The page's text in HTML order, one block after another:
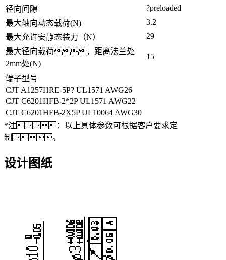
径向间隙
?preloaded
最大轴向动态载荷(N)
3.2
最大允许安静态装力（N）
29
最大径向载荷，距离法兰处
2mm处(N)
15
端子型号
CJT A1257HRE-5P? UL1571 AWG26
CJT C6201HFB-2*2P UL1571 AWG22
CJT C6201HFB-2X5P UL10064 AWG30
*注：以上具体参数可根据客户要求定
制。
设计图纸